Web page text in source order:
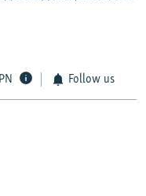
Follow us